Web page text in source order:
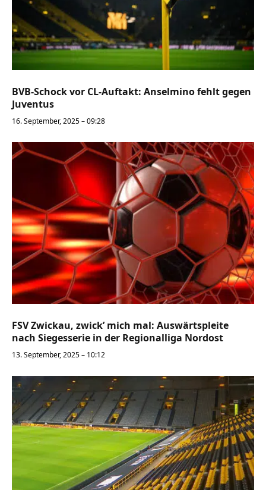
BVB-Schock vor CL-Auftakt: Anselmino fehlt gegen
Juventus
16. September, 2025 – 09:28
FSV Zwickau, zwick’ mich mal: Auswärtspleite
nach Siegesserie in der Regionalliga Nordost
13. September, 2025 – 10:12